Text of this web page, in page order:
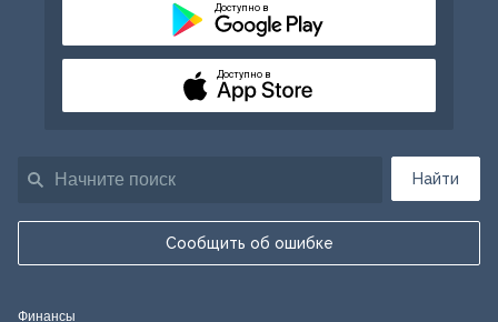
Найти
Сообщить об ошибке
Доступно в
Доступно в
Финансы